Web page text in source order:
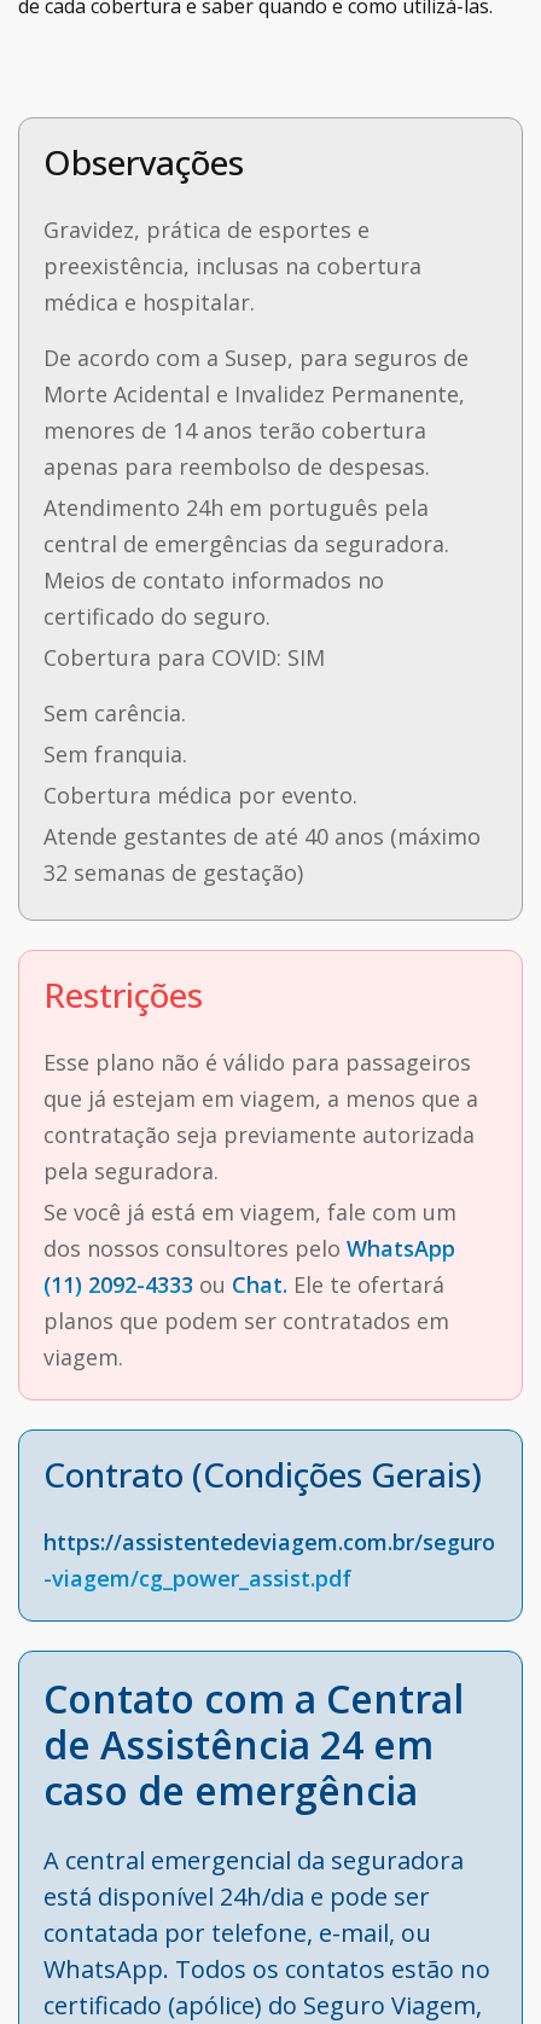
de cada cobertura e saber quando e como utilizá-las.
Observações
Gravidez, prática de esportes e
preexistência, inclusas na cobertura
médica e hospitalar.
De acordo com a Susep, para seguros de
Morte Acidental e Invalidez Permanente,
menores de 14 anos terão cobertura
apenas para reembolso de despesas.
Atendimento 24h em português pela
central de emergências da seguradora.
Meios de contato informados no
certificado do seguro.
Cobertura para COVID: SIM
Sem carência.
Sem franquia.
Cobertura médica por evento.
Atende gestantes de até 40 anos (máximo
32 semanas de gestação)
Restrições
Esse plano não é válido para passageiros
que já estejam em viagem, a menos que a
contratação seja previamente autorizada
pela seguradora.
Se você já está em viagem, fale com um
dos nossos consultores pelo WhatsApp
(11) 2092-4333 ou Chat. Ele te ofertará
planos que podem ser contratados em
viagem.
Contrato (Condições Gerais)
https://assistentedeviagem.com.br/seguro
-viagem/cg_power_assist.pdf
Contato com a Central
de Assistência 24 em
caso de emergência
A central emergencial da seguradora
está disponível 24h/dia e pode ser
contatada por telefone, e-mail, ou
WhatsApp. Todos os contatos estão no
certificado (apólice) do Seguro Viagem,